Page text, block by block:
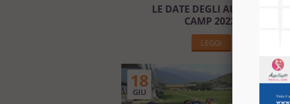
LE DATE DEGLI AUXILIUM
CAMP 2022!
LEGGI
18
GIU